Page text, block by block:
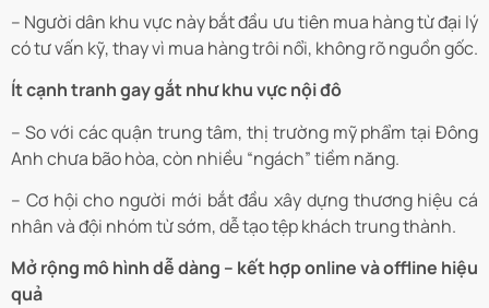
– Người dân khu vực này bắt đầu ưu tiên mua hàng từ đại lý
có tư vấn kỹ, thay vì mua hàng trôi nổi, không rõ nguồn gốc.
Ít cạnh tranh gay gắt như khu vực nội đô
– So với các quận trung tâm, thị trường mỹ phẩm tại Đông
Anh chưa bão hòa, còn nhiều “ngách” tiềm năng.
– Cơ hội cho người mới bắt đầu xây dựng thương hiệu cá
nhân và đội nhóm từ sớm, dễ tạo tệp khách trung thành.
Mở rộng mô hình dễ dàng – kết hợp online và offline hiệu
quả